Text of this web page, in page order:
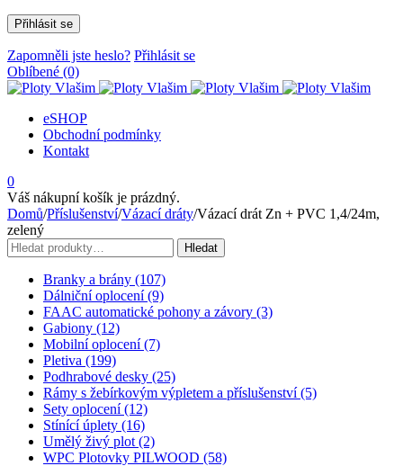
Zapomněli jste heslo? Přihlásit se
Oblíbené (0)
eSHOP
Obchodní podmínky
Kontakt
0
Váš nákupní košík je prázdný.
Domů/Příslušenství/Vázací dráty/Vázací drát Zn + PVC 1,4/24m,
zelený
Hledat:
Hledat
Branky a brány (107)
Dálniční oplocení (9)
FAAC automatické pohony a závory (3)
Gabiony (12)
Mobilní oplocení (7)
Pletiva (199)
Podhrabové desky (25)
Rámy s žebírkovým výpletem a příslušenství (5)
Sety oplocení (12)
Stínící úplety (16)
Umělý živý plot (2)
WPC Plotovky PILWOOD (58)